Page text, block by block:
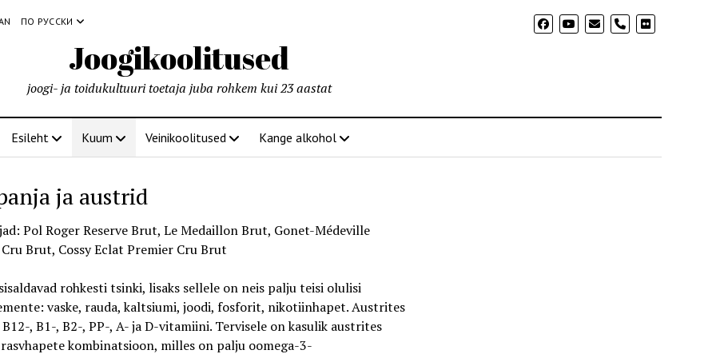
ПО РУССКИ phone
Joogikoolitused
joogi- ja toidukultuuri toetaja juba rohkem kui 23 aastat
Esileht Kuum Veinikoolitused Kange alkohol
ja austrid
Pol Roger Reserve Brut, Le Medaillon Brut, Gonet-Médeville
Brut, Cossy Eclat Premier Cru Brut
rohkesti tsinki, lisaks sellele on neis palju teisi olulisi
vaske, rauda, kaltsiumi, joodi, fosforit, nikotiinhapet. Austrites
, B1-, B2-, PP-, A- ja D-vitamiini. Tervisele on kasulik austrites
kombinatsioon, milles on palju oomega-3-